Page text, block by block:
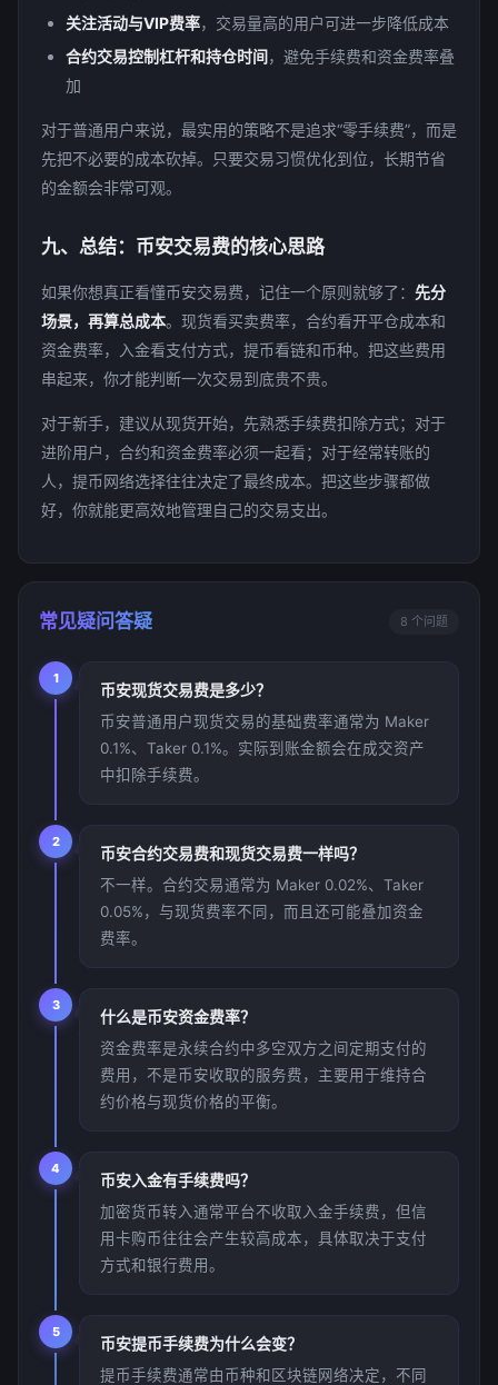
关注活动与VIP费率，交易量高的用户可进一步降低成本
合约交易控制杠杆和持仓时间，避免手续费和资金费率叠
加
对于普通用户来说，最实用的策略不是追求“零手续费”，而是
先把不必要的成本砍掉。只要交易习惯优化到位，长期节省
的金额会非常可观。
九、总结：币安交易费的核心思路
如果你想真正看懂币安交易费，记住一个原则就够了： 先分
场景，再算总成本。现货看买卖费率，合约看开平仓成本和
资金费率，入金看支付方式，提币看链和币种。把这些费用
串起来，你才能判断一次交易到底贵不贵。
对于新手，建议从现货开始，先熟悉手续费扣除方式；对于
进阶用户，合约和资金费率必须一起看；对于经常转账的
人，提币网络选择往往决定了最终成本。把这些步骤都做
好，你就能更高效地管理自己的交易支出。
常见疑问答疑 8 个问题
1
币安现货交易费是多少？
币安普通用户现货交易的基础费率通常为 Maker
0.1%、Taker 0.1%。实际到账金额会在成交资产
中扣除手续费。
2
币安合约交易费和现货交易费一样吗？
不一样。合约交易通常为 Maker 0.02%、Taker
0.05%，与现货费率不同，而且还可能叠加资金
费率。
3
什么是币安资金费率？
资金费率是永续合约中多空双方之间定期支付的
费用，不是币安收取的服务费，主要用于维持合
约价格与现货价格的平衡。
4
币安入金有手续费吗？
加密货币转入通常平台不收取入金手续费，但信
用卡购币往往会产生较高成本，具体取决于支付
方式和银行费用。
5
币安提币手续费为什么会变？
提币手续费通常由币种和区块链网络决定，不同